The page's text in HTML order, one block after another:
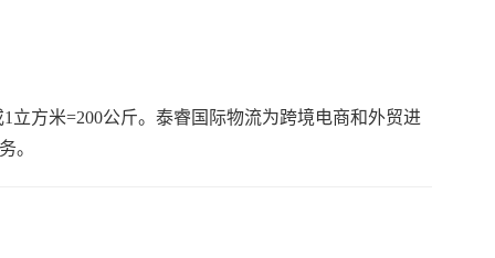
立方米=200公斤。泰睿国际物流为跨境电商和外贸进
。